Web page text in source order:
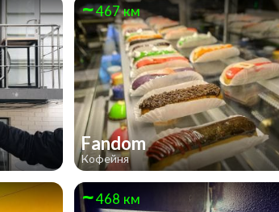
467 км
Fandom
Кофейня
468 км